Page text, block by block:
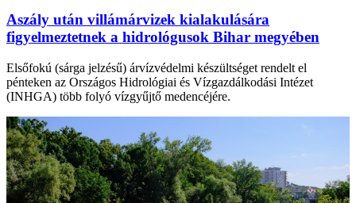
Aszály után villámárvizek kialakulására
figyelmeztetnek a hidrológusok Bihar megyében
Elsőfokú (sárga jelzésű) árvízvédelmi készültséget rendelt el
pénteken az Országos Hidrológiai és Vízgazdálkodási Intézet
(INHGA) több folyó vízgyűjtő medencéjére.